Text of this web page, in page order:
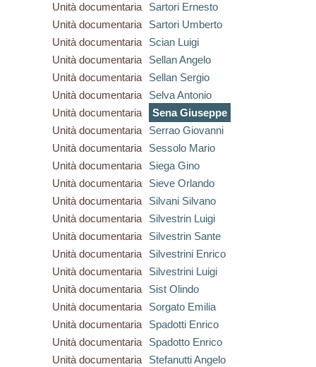
Unità documentaria
Sartori Ernesto
Unità documentaria
Sartori Umberto
Unità documentaria
Scian Luigi
Unità documentaria
Sellan Angelo
Unità documentaria
Sellan Sergio
Unità documentaria
Selva Antonio
Unità documentaria
Sena Giuseppe
Unità documentaria
Serrao Giovanni
Unità documentaria
Sessolo Mario
Unità documentaria
Siega Gino
Unità documentaria
Sieve Orlando
Unità documentaria
Silvani Silvano
Unità documentaria
Silvestrin Luigi
Unità documentaria
Silvestrin Sante
Unità documentaria
Silvestrini Enrico
Unità documentaria
Silvestrini Luigi
Unità documentaria
Sist Olindo
Unità documentaria
Sorgato Emilia
Unità documentaria
Spadotti Enrico
Unità documentaria
Spadotto Enrico
Unità documentaria
Stefanutti Angelo